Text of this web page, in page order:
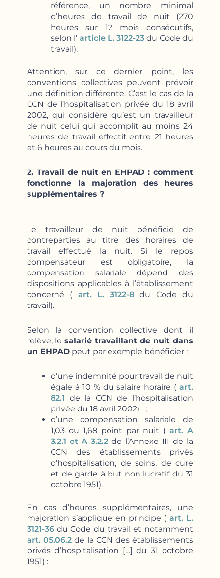
référence, un nombre minimal
d’heures de travail de nuit (270
heures sur 12 mois consécutifs,
selon l’ article L. 3122-23du Code du
travail).
Attention, sur ce dernier point, les
conventions collectives peuvent prévoir
une définition différente. C’est le cas de la
CCN de l’hospitalisation privée du 18 avril
2002, qui considère qu’est un travailleur
de nuit celui qui accomplit au moins 24
heures de travail effectif entre 21 heures
et 6 heures au cours du mois.
2. Travail de nuit en EHPAD : comment
fonctionne la majoration des heures
supplémentaires ?
Le travailleur de nuit bénéficie de
contreparties au titre des horaires de
travail effectué la nuit. Si le repos
compensateur est obligatoire, la
compensation salariale dépend des
dispositions applicables à l’établissement
concerné ( art. L. 3122-8du Code du
travail).
Selon la convention collective dont il
relève, le salarié travaillant de nuit dans
un EHPAD peut par exemple bénéficier :
d’une indemnité pour travail de nuit
égale à 10 % du salaire horaire ( art.
82.1 de la CCN de l’hospitalisation
privée du 18 avril 2002)
;
d’une compensation salariale de
1,03 ou 1,68 point par nuit ( art. A
3.2.1 et A 3.2.2 de l’Annexe III de la
CCN des établissements privés
d’hospitalisation, de soins, de cure
et de garde à but non lucratif du 31
octobre 1951).
En cas d’heures supplémentaires, une
majoration s’applique en principe ( art. L.
3121-36 du Code du travail et notamment
art. 05.06.2de la CCN des établissements
privés d’hospitalisation […] du 31 octobre
1951) :